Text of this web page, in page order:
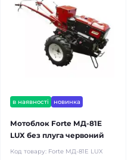
в наявності новинка
Мотоблок Forte МД-81E
LUX без плуга червоний
Код товару: Forte МД-81E LUX